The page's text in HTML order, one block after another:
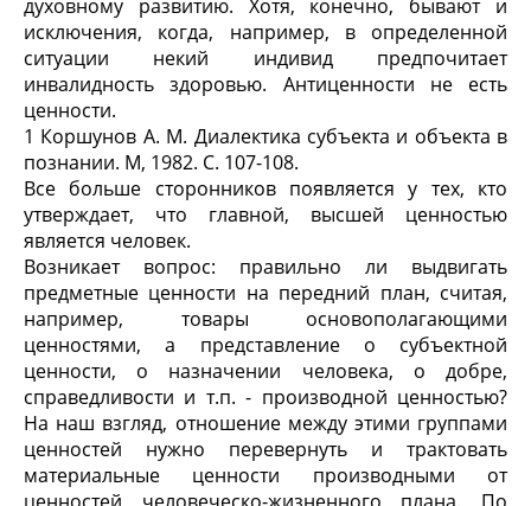
духовному развитию. Хотя, конечно, бывают и
исключения, когда, например, в определенной
ситуации некий индивид предпочитает
инвалидность здоровью. Антиценности не есть
ценности.
1 Коршунов А. М. Диалектика субъекта и объекта в
познании. М, 1982. С. 107-108.
Все больше сторонников появляется у тех, кто
утверждает, что главной, высшей ценностью
является человек.
Возникает вопрос: правильно ли выдвигать
предметные ценности на передний план, считая,
например, товары основополагающими
ценностями, а представление о субъектной
ценности, о назначении человека, о добре,
справедливости и т.п. - производной ценностью?
На наш взгляд, отношение между этими группами
ценностей нужно перевернуть и трактовать
материальные ценности производными от